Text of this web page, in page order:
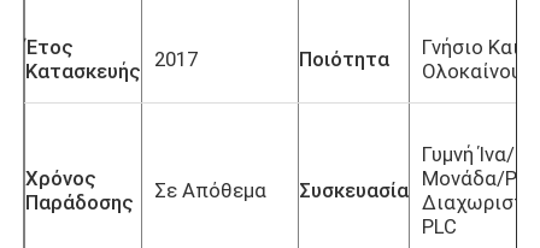
Έτος
Κατασκευής
2017 Ποιότητα
Γνήσιο Και
Χρόνος
Παράδοσης
Σε Απόθεμα Συσκευασία
Γυμνή Ίνα/
Μονάδα/
PLC